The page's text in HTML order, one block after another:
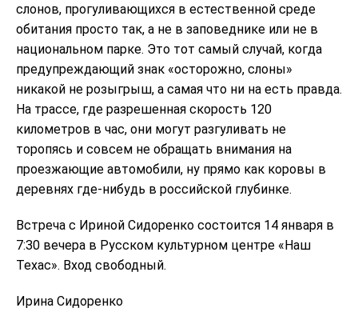
слонов, прогуливающихся в естественной среде
обитания просто так, а не в заповеднике или не в
национальном парке. Это тот самый случай, когда
предупреждающий знак «осторожно, слоны»
никакой не розыгрыш, а самая что ни на есть правда.
На трассе, где разрешенная скорость 120
километров в час, они могут разгуливать не
торопясь и совсем не обращать внимания на
проезжающие автомобили, ну прямо как коровы в
деревнях где-нибудь в российской глубинке.
Встреча с Ириной Сидоренко состоится 14 января в
7:30 вечера в Русском культурном центре «Наш
Техас». Вход свободный.
Ирина Сидоренко